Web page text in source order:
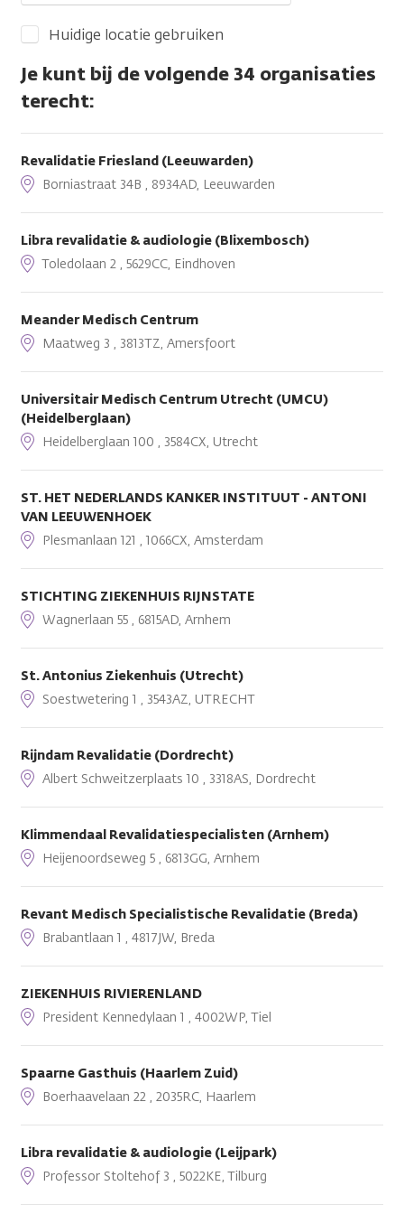
Huidige locatie gebruiken
Je kunt bij de volgende 34 organisaties
terecht:
Revalidatie Friesland (Leeuwarden)
Borniastraat 34B , 8934AD, Leeuwarden
Libra revalidatie & audiologie (Blixembosch)
Toledolaan 2 , 5629CC, Eindhoven
Meander Medisch Centrum
Maatweg 3 , 3813TZ, Amersfoort
Universitair Medisch Centrum Utrecht (UMCU)
(Heidelberglaan)
Heidelberglaan 100 , 3584CX, Utrecht
ST. HET NEDERLANDS KANKER INSTITUUT - ANTONI
VAN LEEUWENHOEK
Plesmanlaan 121 , 1066CX, Amsterdam
STICHTING ZIEKENHUIS RIJNSTATE
Wagnerlaan 55 , 6815AD, Arnhem
St. Antonius Ziekenhuis (Utrecht)
Soestwetering 1 , 3543AZ, UTRECHT
Rijndam Revalidatie (Dordrecht)
Albert Schweitzerplaats 10 , 3318AS, Dordrecht
Klimmendaal Revalidatiespecialisten (Arnhem)
Heijenoordseweg 5 , 6813GG, Arnhem
Revant Medisch Specialistische Revalidatie (Breda)
Brabantlaan 1 , 4817JW, Breda
ZIEKENHUIS RIVIERENLAND
President Kennedylaan 1 , 4002WP, Tiel
Spaarne Gasthuis (Haarlem Zuid)
Boerhaavelaan 22 , 2035RC, Haarlem
Libra revalidatie & audiologie (Leijpark)
Professor Stoltehof 3 , 5022KE, Tilburg